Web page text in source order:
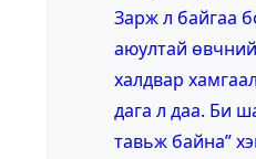
Зарж л байгаа
аюултай
халдвар
дага л даа. Би
тавьж байна”